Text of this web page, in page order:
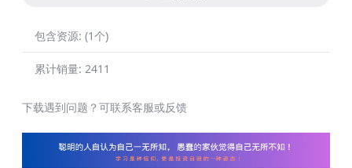
包含资源: (1个)
累计销量: 2411
下载遇到问题？可联系客服或反馈